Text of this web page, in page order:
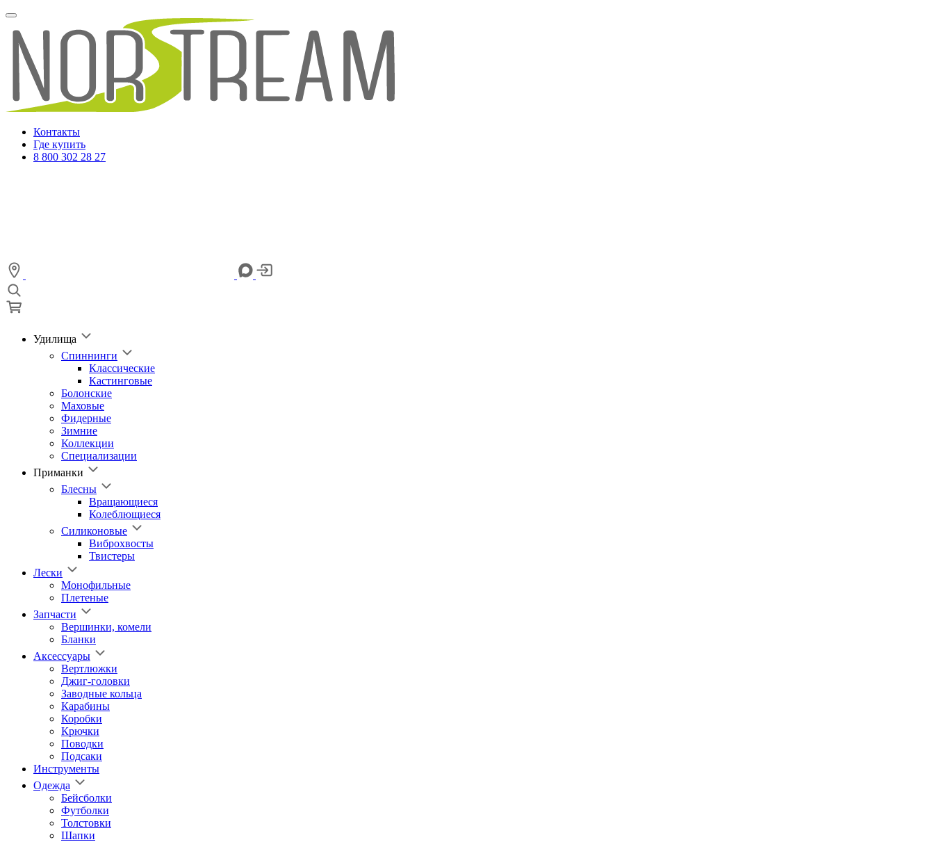
Контакты
Где купить
8 800 302 28 27
Удилища
Спиннинги
Классические
Кастинговые
Болонские
Маховые
Фидерные
Зимние
Коллекции
Специализации
Приманки
Блесны
Вращающиеся
Колеблющиеся
Силиконовые
Виброхвосты
Твистеры
Лески
Монофильные
Плетеные
Запчасти
Вершинки, комели
Бланки
Аксессуары
Вертлюжки
Джиг-головки
Заводные кольца
Карабины
Коробки
Крючки
Поводки
Подсаки
Инструменты
Одежда
Бейсболки
Футболки
Толстовки
Шапки